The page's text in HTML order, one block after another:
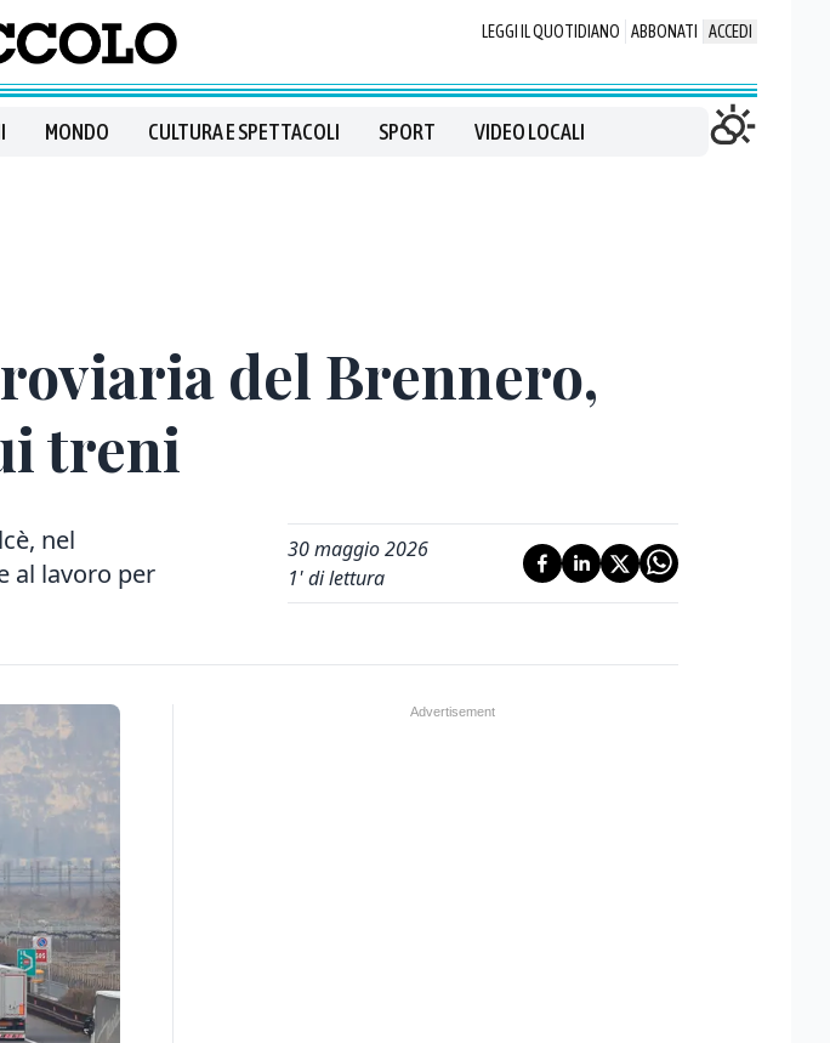
LEGGI IL QUOTIDIANO ABBONATI ACCEDI
MONDO CULTURA E SPETTACOLI SPORT VIDEO LOCALI
del Brennero,
treni
nel
al lavoro per
30 maggio 2026
1' di lettura